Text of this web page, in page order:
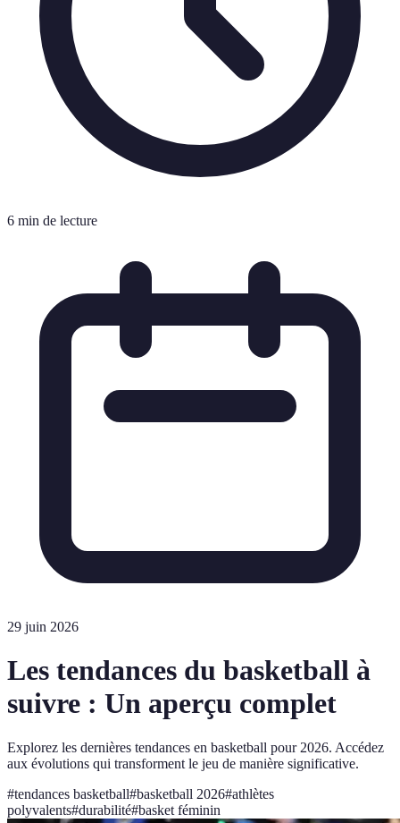
6 min de lecture
29 juin 2026
Les tendances du basketball à
suivre : Un aperçu complet
Explorez les dernières tendances en basketball pour 2026. Accédez
aux évolutions qui transforment le jeu de manière significative.
#tendances basketball#basketball 2026#athlètes
polyvalents#durabilité#basket féminin